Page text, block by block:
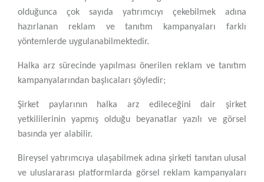
olduğunca çok sayıda yatırımcıyı çekebilmek adına
hazırlanan reklam ve tanıtım kampanyaları farklı
yöntemlerde uygulanabilmektedir.
Halka arz sürecinde yapılması önerilen reklam ve tanıtım
kampanyalarından başlıcaları şöyledir;
Şirket paylarının halka arz edileceğini dair şirket
yetkililerinin yapmış olduğu beyanatlar yazılı ve görsel
basında yer alabilir.
Bireysel yatırımcıya ulaşabilmek adına şirketi tanıtan ulusal
ve uluslararası platformlarda görsel reklam kampanyaları